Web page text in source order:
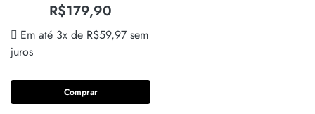
R$179,90
Em até 3x de R$59,97 sem
juros
Comprar